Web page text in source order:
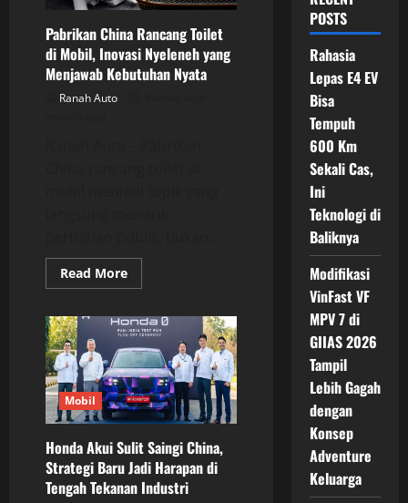
Pabrikan China Rancang Toilet
di Mobil, Inovasi Nyeleneh yang
Menjawab Kebutuhan Nyata
Ranah Auto
Read MoreRead
more
China
Rancang
Toilet
di
Mobil,
Inovasi
Nyeleneh
yang
Menjawab
Kebutuhan
Nyata
Mobil
Honda Akui Sulit Saingi China,
Strategi Baru Jadi Harapan di
Tengah Tekanan Industri
POSTS
Rahasia
Lepas E4 EV
Bisa
Tempuh
600 Km
Sekali Cas,
Ini
Teknologi di
Baliknya
Modifikasi
VinFast VF
MPV 7 di
GIIAS 2026
Tampil
Lebih Gagah
dengan
Konsep
Adventure
Keluarga